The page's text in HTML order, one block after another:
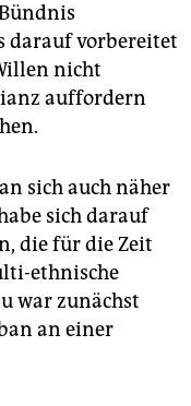
darauf vorbereitet
nicht
auffordern
sich auch näher
sich darauf
die für die Zeit
ethnische
war zunächst
an einer